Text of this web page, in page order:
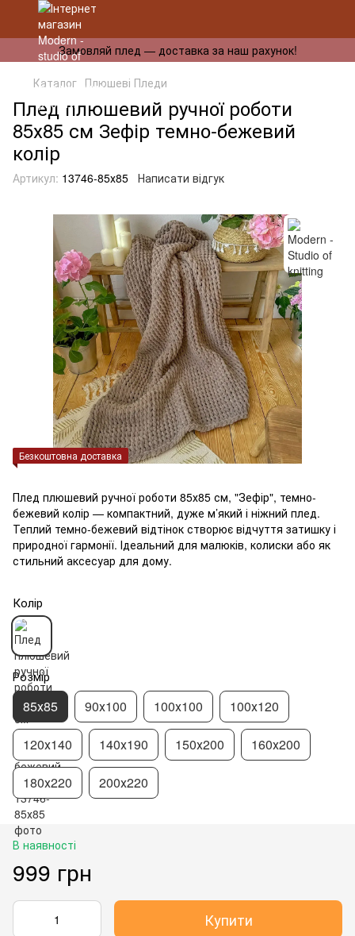
Замовляй плед — доставка за наш рахунок!
Каталог Плюшеві Пледи
Плед плюшевий ручної роботи
85х85 см Зефір темно-бежевий
колір
Артикул: 13746-85х85 Написати відгук
Безкоштовна доставка
Плед плюшевий ручної роботи 85х85 см, "Зефір", темно-
бежевий колір — компактний, дуже м’який і ніжний плед.
Теплий темно-бежевий відтінок створює відчуття затишку і
природної гармонії. Ідеальний для малюків, колиски або як
стильний аксесуар для дому.
Колір
Розмір
85х85 90х100 100х100 100х120
120х140 140х190 150х200 160х200
180х220 200х220
В наявності
999 грн
Купити